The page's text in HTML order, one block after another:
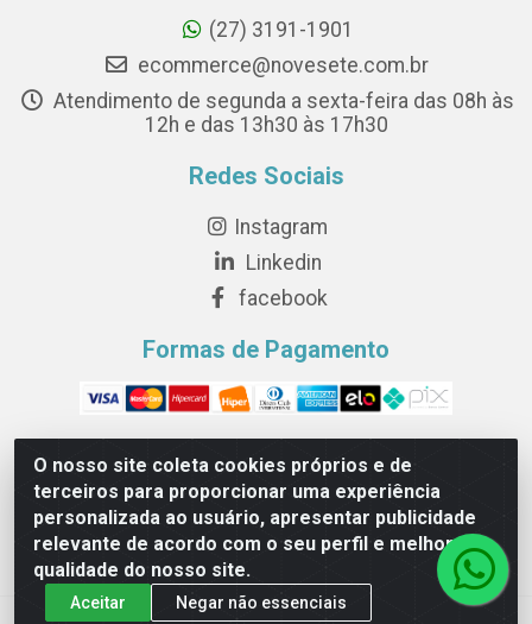
O nosso site coleta cookies próprios e de
terceiros para proporcionar uma experiência
personalizada ao usuário, apresentar publicidade
relevante de acordo com o seu perfil e melhorar a
qualidade do nosso site.
Aceitar Negar não essenciais
(27) 3191-1901
ecommerce@novesete.com.br
Atendimento de segunda a sexta-feira das 08h às
12h e das 13h30 às 17h30
Redes Sociais
Instagram
Linkedin
facebook
Formas de Pagamento
Novesete Distribuidora LTDA - Avenida Setecentos, S/N,
Terminal Intermodal da Serra, Serra/ES - CEP 29161-414 -
CNPJ 29.479.604/0001-44